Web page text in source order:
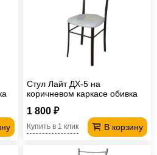
Стул Лайт ДХ-5 на
коричневом каркасе обивка
1 800 ₽
В корзину
Купить в 1 клик